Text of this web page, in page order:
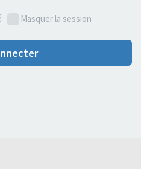
Masquer la session